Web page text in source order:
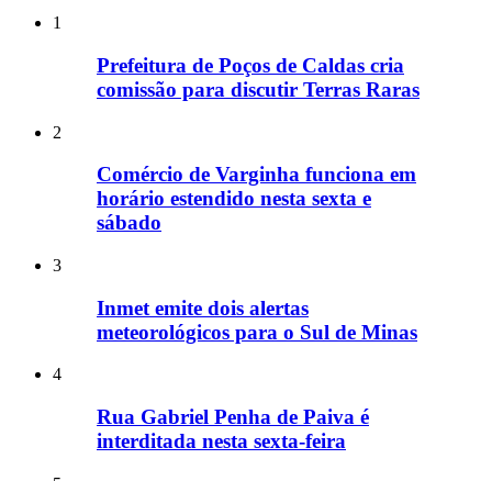
1
Prefeitura de Poços de Caldas cria
comissão para discutir Terras Raras
2
Comércio de Varginha funciona em
horário estendido nesta sexta e
sábado
3
Inmet emite dois alertas
meteorológicos para o Sul de Minas
4
Rua Gabriel Penha de Paiva é
interditada nesta sexta-feira